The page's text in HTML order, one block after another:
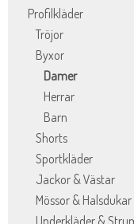
Profilkläder
Tröjor
Byxor
Damer
Herrar
Barn
Shorts
Sportkläder
Jackor & Västar
Mössor & Halsdukar
Underkläder &